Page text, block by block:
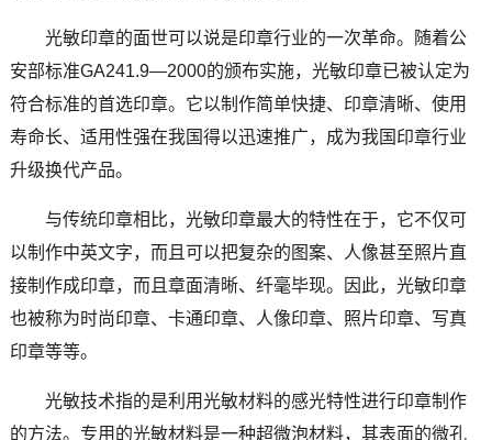
光敏印章的面世可以说是印章行业的一次革命。随着公
安部标准GA241.9―2000的颁布实施，光敏印章已被认定为
符合标准的首选印章。它以制作简单快捷、印章清晰、使用
寿命长、适用性强在我国得以迅速推广，成为我国印章行业
升级换代产品。
与传统印章相比，光敏印章最大的特性在于，它不仅可
以制作中英文字，而且可以把复杂的图案、人像甚至照片直
接制作成印章，而且章面清晰、纤毫毕现。因此，光敏印章
也被称为时尚印章、卡通印章、人像印章、照片印章、写真
印章等等。
光敏技术指的是利用光敏材料的感光特性进行印章制作
的方法。专用的光敏材料是一种超微泡材料，其表面的微孔